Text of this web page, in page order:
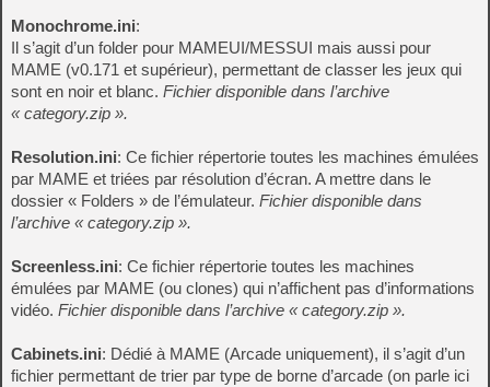
Monochrome.ini:
Il s’agit d’un folder pour MAMEUI/MESSUI mais aussi pour
MAME (v0.171 et supérieur), permettant de classer les jeux qui
sont en noir et blanc. Fichier disponible dans l’archive
« category.zip ».
Resolution.ini: Ce fichier répertorie toutes les machines émulées
par MAME et triées par résolution d’écran. A mettre dans le
dossier « Folders » de l’émulateur. Fichier disponible dans
l’archive « category.zip ».
Screenless.ini: Ce fichier répertorie toutes les machines
émulées par MAME (ou clones) qui n’affichent pas d’informations
vidéo. Fichier disponible dans l’archive « category.zip ».
Cabinets.ini: Dédié à MAME (Arcade uniquement), il s’agit d’un
fichier permettant de trier par type de borne d’arcade (on parle ici